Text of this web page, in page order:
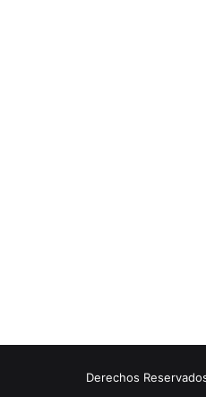
Derechos